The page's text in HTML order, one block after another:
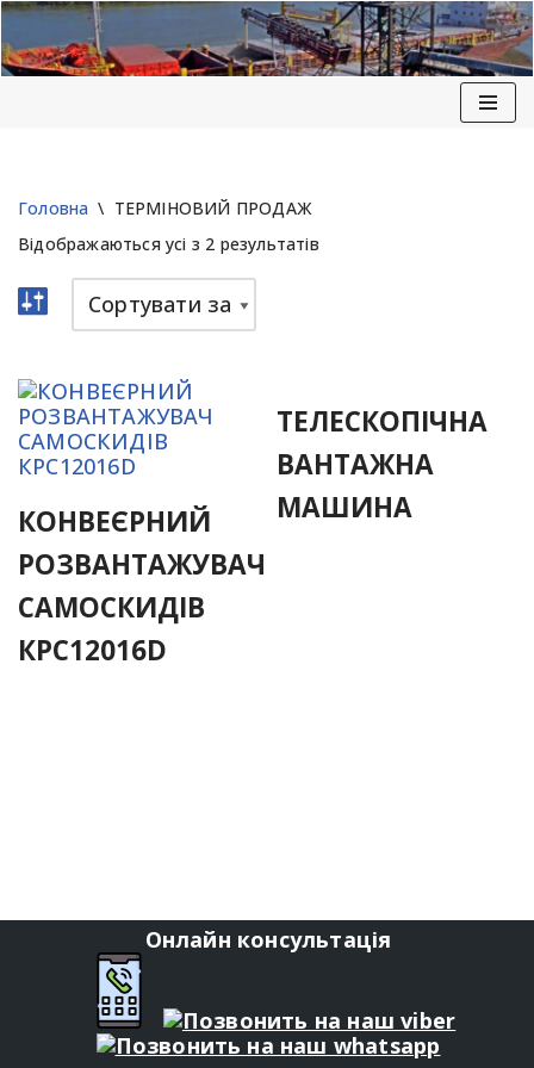
Головна \ ТЕРМІНОВИЙ ПРОДАЖ
Відображаються усі з 2 результатів
КОНВЕЄРНИЙ
РОЗВАНТАЖУВАЧ
САМОСКИДІВ
КРС12016D
ТЕЛЕСКОПІЧНА
ВАНТАЖНА
МАШИНА
Онлайн консультація